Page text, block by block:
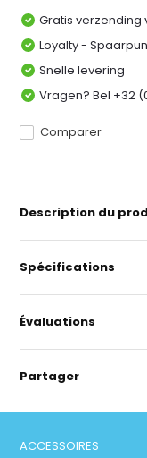
Gratis verzending
Loyalty -
Snelle levering
Vragen? Bel +32
Comparer
Description du
Spécifications
Évaluations
Partager
ACCESSOIRES